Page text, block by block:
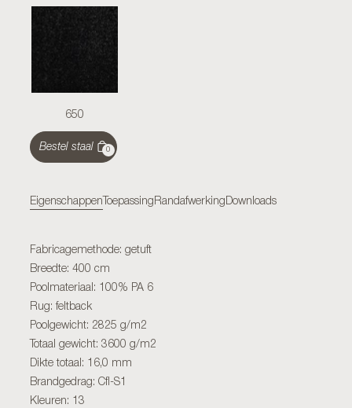
650
Bestel staal 0
Eigenschappen Toepassing Randafwerking Downloads
Fabricagemethode: getuft
Breedte: 400 cm
Poolmateriaal: 100% PA 6
Rug: feltback
Poolgewicht: 2825 g/m2
Totaal gewicht: 3600 g/m2
Dikte totaal: 16,0 mm
Brandgedrag: Cfl-S1
Kleuren: 13